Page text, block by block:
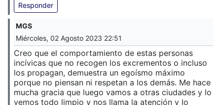
Responder
MGS
Miércoles, 02 Agosto 2023 22:51
Creo que el comportamiento de estas personas
incívicas que no recogen los excrementos o incluso
los propagan, demuestra un egoísmo máximo
porque no piensan ni respetan a los demás. Me hace
mucha gracia que luego vamos a otras ciudades y lo
vemos todo limpio y nos llama la atención y lo